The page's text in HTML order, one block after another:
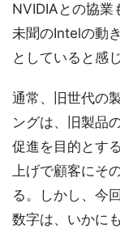
NVIDIAとの協業
未聞のIntelの動
としていると感じ
通常、旧世代の
ングは、旧製品
促進を目的とす
上げで顧客にそ
る。しかし、今
数字は、いかに